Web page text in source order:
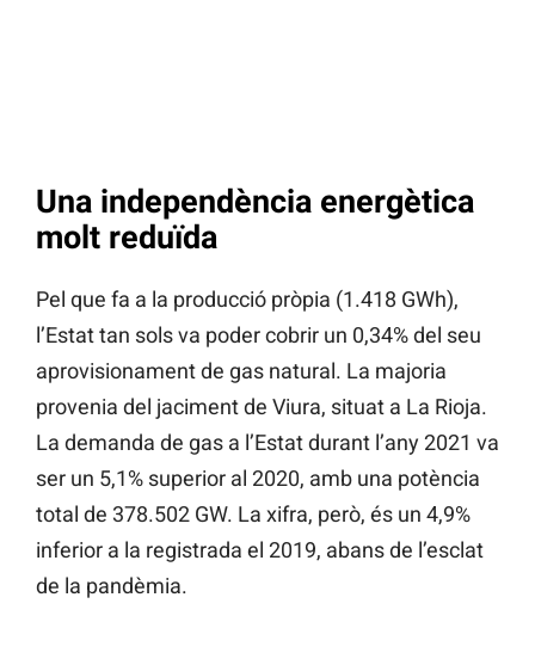
Una independència energètica
molt reduïda
Pel que fa a la producció pròpia (1.418 GWh),
l’Estat tan sols va poder cobrir un 0,34% del seu
aprovisionament de gas natural. La majoria
provenia del jaciment de Viura, situat a La Rioja.
La demanda de gas a l’Estat durant l’any 2021 va
ser un 5,1% superior al 2020, amb una potència
total de 378.502 GW. La xifra, però, és un 4,9%
inferior a la registrada el 2019, abans de l’esclat
de la pandèmia.